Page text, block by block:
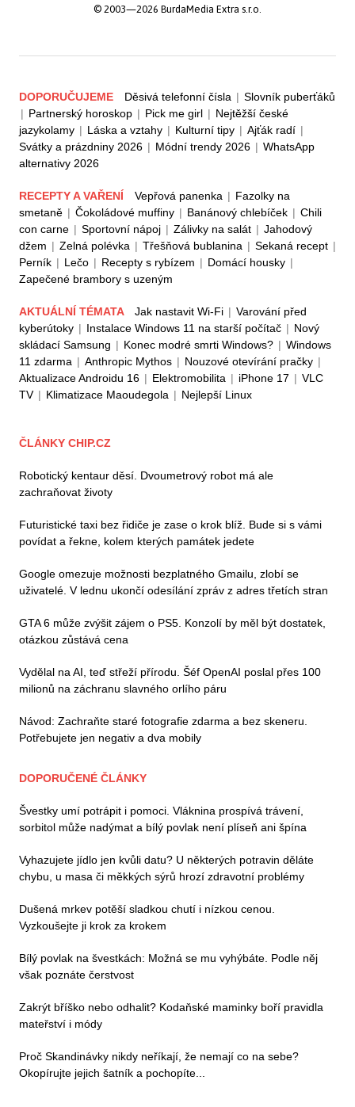
© 2003—2026 BurdaMedia Extra s.r.o.
DOPORUČUJEME Děsivá telefonní čísla | Slovník puberťáků
| Partnerský horoskop | Pick me girl | Nejtěžší české
jazykolamy | Láska a vztahy | Kulturní tipy | Ajťák radí |
Svátky a prázdniny 2026 | Módní trendy 2026 | WhatsApp
alternativy 2026
RECEPTY A VAŘENÍ Vepřová panenka | Fazolky na
smetaně | Čokoládové muffiny | Banánový chlebíček | Chili
con carne | Sportovní nápoj | Zálivky na salát | Jahodový
džem | Zelná polévka | Třešňová bublanina | Sekaná recept |
Perník | Lečo | Recepty s rybízem | Domácí housky |
Zapečené brambory s uzeným
AKTUÁLNÍ TÉMATA Jak nastavit Wi-Fi | Varování před
kyberútoky | Instalace Windows 11 na starší počítač | Nový
skládací Samsung | Konec modré smrti Windows? | Windows
11 zdarma | Anthropic Mythos | Nouzové otevírání pračky |
Aktualizace Androidu 16 | Elektromobilita | iPhone 17 | VLC
TV | Klimatizace Maoudegola | Nejlepší Linux
ČLÁNKY CHIP.CZ
Robotický kentaur děsí. Dvoumetrový robot má ale
zachraňovat životy
Futuristické taxi bez řidiče je zase o krok blíž. Bude si s vámi
povídat a řekne, kolem kterých památek jedete
Google omezuje možnosti bezplatného Gmailu, zlobí se
uživatelé. V lednu ukončí odesílání zpráv z adres třetích stran
GTA 6 může zvýšit zájem o PS5. Konzolí by měl být dostatek,
otázkou zůstává cena
Vydělal na AI, teď střeží přírodu. Šéf OpenAI poslal přes 100
milionů na záchranu slavného orlího páru
Návod: Zachraňte staré fotografie zdarma a bez skeneru.
Potřebujete jen negativ a dva mobily
DOPORUČENÉ ČLÁNKY
Švestky umí potrápit i pomoci. Vláknina prospívá trávení,
sorbitol může nadýmat a bílý povlak není plíseň ani špína
Vyhazujete jídlo jen kvůli datu? U některých potravin děláte
chybu, u masa či měkkých sýrů hrozí zdravotní problémy
Dušená mrkev potěší sladkou chutí i nízkou cenou.
Vyzkoušejte ji krok za krokem
Bílý povlak na švestkách: Možná se mu vyhýbáte. Podle něj
však poznáte čerstvost
Zakrýt bříško nebo odhalit? Kodaňské maminky boří pravidla
mateřství i módy
Proč Skandinávky nikdy neříkají, že nemají co na sebe?
Okopírujte jejich šatník a pochopíte...